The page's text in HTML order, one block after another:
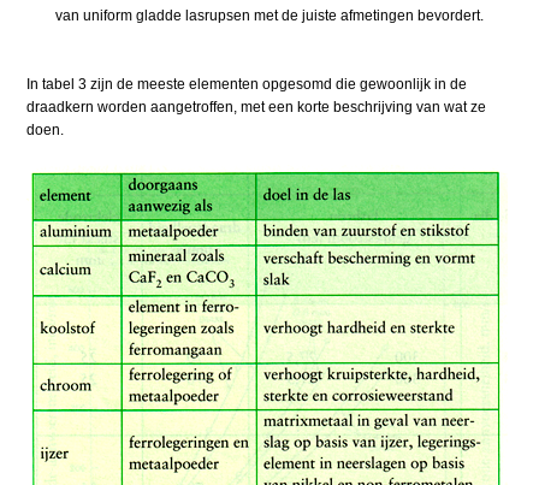
van uniform gladde lasrupsen met de juiste afmetingen bevordert.
In tabel 3 zijn de meeste elementen opgesomd die gewoonlijk in de
draadkern worden aangetroffen, met een korte beschrijving van wat ze
doen.